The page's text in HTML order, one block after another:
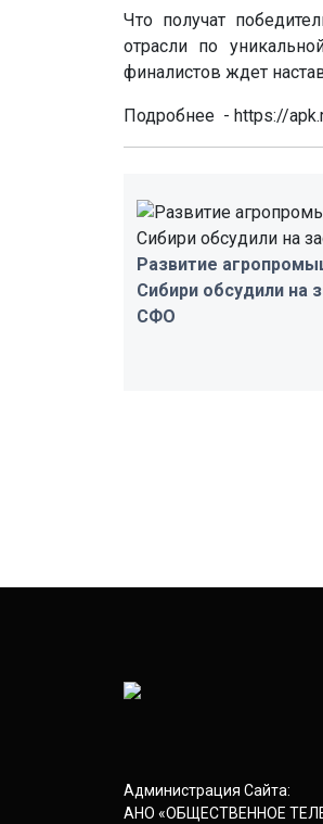
Что получат
отрасли по
финалистов ждет
Подробнее - https://
Развитие
Сибири обсудили на
СФО
Администрация Сайта:
АНО «ОБЩЕСТВЕННОЕ